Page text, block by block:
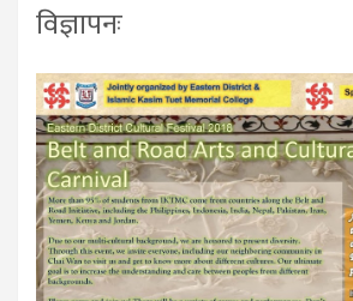
विज्ञापनः